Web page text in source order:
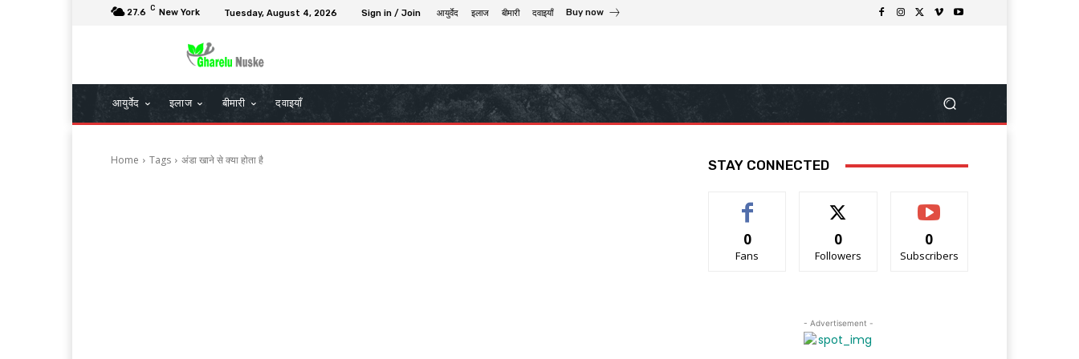
27.6 C New York Tuesday, August 4, 2026 Sign in / Join आयुर्वेद इलाज बीमारी दवाइयाँ Buy now
आयुर्वेद इलाज बीमारी दवाइयाँ
Home Tags अंडा खाने से क्या होता है STAY CONNECTED
0
Fans
0
Followers
0
Subscribers
- Advertisement -